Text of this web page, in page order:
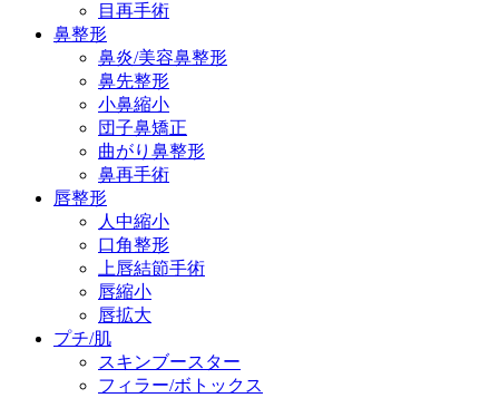
目再手術
鼻整形
鼻炎/美容鼻整形
鼻先整形
小鼻縮小
団子鼻矯正
曲がり鼻整形
鼻再手術
唇整形
人中縮小
口角整形
上唇結節手術
唇縮小
唇拡大
プチ/肌
スキンブースター
フィラー/ボトックス